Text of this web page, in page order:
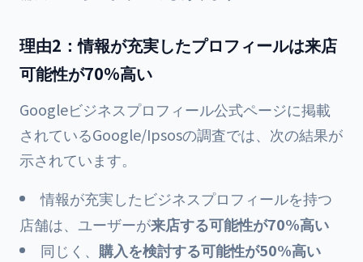
理由2：情報が充実したプロフィールは来店
可能性が70%高い
Googleビジネスプロフィール公式ページに掲載
されているGoogle/Ipsosの調査では、次の結果が
示されています。
情報が充実したビジネスプロフィールを持つ
店舗は、ユーザーが来店する可能性が70%高い
同じく、 購入を検討する可能性が50%高い